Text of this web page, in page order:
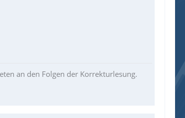
an den Folgen der Korrekturlesung.